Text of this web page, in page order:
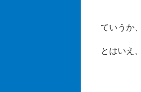
ていうか
とはいえ